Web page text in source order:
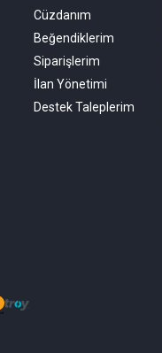
Cüzdanım
Beğendiklerim
Siparişlerim
İlan Yönetimi
Destek Taleplerim